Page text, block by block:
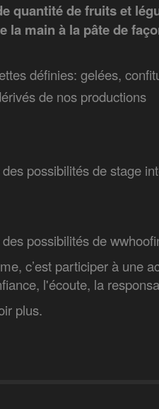
quantité de fruits et
la main à la pâte de
définies: gelées,
de nos productions
possibilités de stage
possibilités de
c’est participer à une
l'écoute, la
plus.